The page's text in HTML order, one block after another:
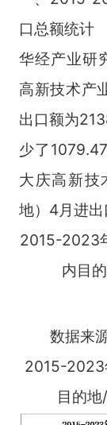
口总额统计
华经产业研
高新技术产
出口额为
少了
大庆高新技
地）4月进出
2015-2023
内目
数据来
2015-2023
目的